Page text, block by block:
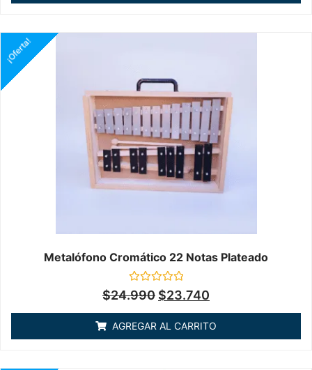
Metalófono Cromático 22 Notas Plateado
Valorado
en
de
5
¡Oferta!
$24.990 $23.740
AGREGAR AL CARRITO